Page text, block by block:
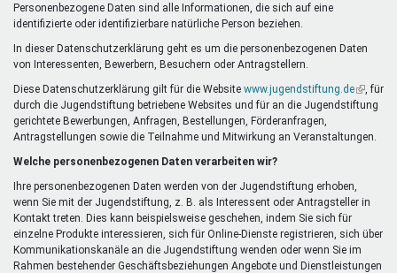
Personenbezogene Daten sind alle Informationen, die sich auf eine
identifizierte oder identifizierbare natürliche Person beziehen.
In dieser Datenschutzerklärung geht es um die personenbezogenen Daten
von Interessenten, Bewerbern, Besuchern oder Antragstellern.
Diese Datenschutzerklärung gilt für die Website www.jugendstiftung.de(Link
ist
, für
durch die Jugendstiftung betriebene Websites und für an die Jugendstiftung
gerichtete Bewerbungen, Anfragen, Bestellungen, Förderanfragen,
Antragstellungen sowie die Teilnahme und Mitwirkung an Veranstaltungen.
Welche personenbezogenen Daten verarbeiten wir?
Ihre personenbezogenen Daten werden von der Jugendstiftung erhoben,
wenn Sie mit der Jugendstiftung, z. B. als Interessent oder Antragsteller in
Kontakt treten. Dies kann beispielsweise geschehen, indem Sie sich für
einzelne Produkte interessieren, sich für Online-Dienste registrieren, sich über
Kommunikationskanäle an die Jugendstiftung wenden oder wenn Sie im
Rahmen bestehender Geschäftsbeziehungen Angebote und Dienstleistungen